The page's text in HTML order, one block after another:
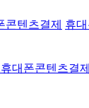
콘텐츠결제 휴
휴대폰콘텐츠결제